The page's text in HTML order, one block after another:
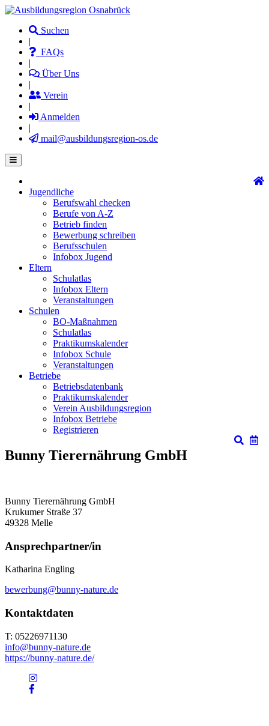
Direkt
Inhalt
Suchen
|
FAQs
|
Über Uns
|
Verein
|
Anmelden
|
mail@ausbildungsregion-os.de
Main
navigation
Jugendliche
Berufswahl checken
Berufe von A-Z
Betrieb finden
Bewerbung schreiben
Berufsschulen
Infobox Jugend
Eltern
Schulatlas
Infobox Eltern
Veranstaltungen
Schulen
BO-Maßnahmen
Schulatlas
Praktikumskalender
Infobox Schule
Veranstaltungen
Betriebe
Betriebsdatenbank
Praktikumskalender
Verein Ausbildungsregion
Infobox Betriebe
Registrieren
Bunny Tierernährung GmbH
Bunny Tierernährung GmbH
Krukumer Straße 37
49328 Melle
Ansprechpartner/in
Katharina Engling
bewerbung@bunny-nature.de
Kontaktdaten
T: 05226971130
info@bunny-nature.de
https://bunny-nature.de/